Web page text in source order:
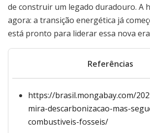
de construir um legado duradouro. A
agora: a transição energética já
está pronto para liderar essa nova
Referências
https://brasil.mongabay.com/
mira-descarbonizacao-mas-
combustiveis-fosseis/